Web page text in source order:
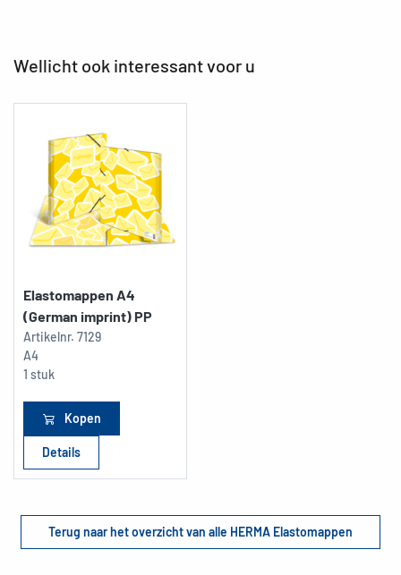
Wellicht ook interessant voor u
Elastomappen A4
(German imprint) PP
Artikelnr. 7129
A4
1 stuk
Kopen
Details
Terug naar het overzicht van alle HERMA Elastomappen